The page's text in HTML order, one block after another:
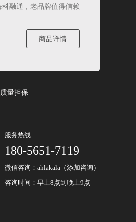
科融通，老品牌值得信赖
商品详情
量担保
服务热线
180-5651-7119
微信咨询：ahlakala（添加咨询）
咨询时间：早上8点到晚上9点